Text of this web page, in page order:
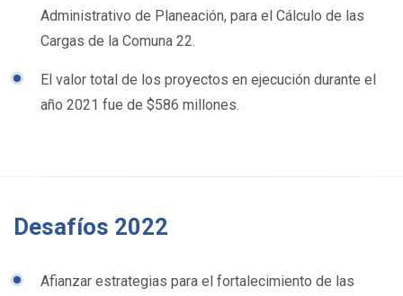
Administrativo de Planeación, para el Cálculo de las
Cargas de la Comuna 22.
El valor total de los proyectos en ejecución durante el
año 2021 fue de $586 millones.
Desafíos 2022
Afianzar estrategias para el fortalecimiento de las